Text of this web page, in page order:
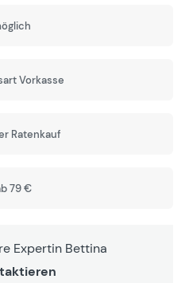
Vorkasse
Ratenkauf
79 €
Expertin Bettina